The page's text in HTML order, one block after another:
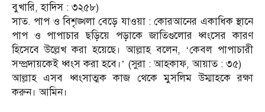
বুখারি, হাদিস : ৩২৫৮)
সাত. পাপ ও বিশৃঙ্খলা বেড়ে যাওয়া : কোরআনের একাধিক স্থানে
পাপ ও পাপাচার ছড়িয়ে পড়াকে জাতিগুলোর ধ্বংসের কারণ
হিসেবে উল্লেখ করা হয়েছে। আল্লাহ বলেন, ‘কেবল পাপাচারী
সম্প্রদায়কেই ধ্বংস করা হবে।’ (সুরা : আহকাফ, আয়াত : ৩৫)
আল্লাহ এসব ধ্বংসাত্মক কাজ থেকে মুসলিম উম্মাহকে রক্ষা
করুন। আমিন।